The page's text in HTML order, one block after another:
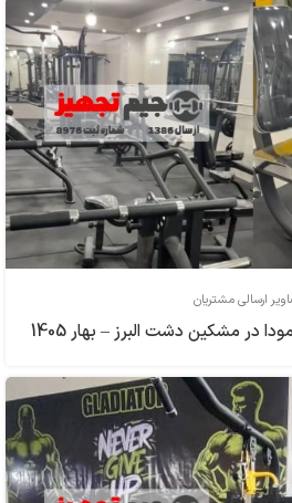
ارسالی مشتریان
در مشکین دشت البرز – بهار 1405